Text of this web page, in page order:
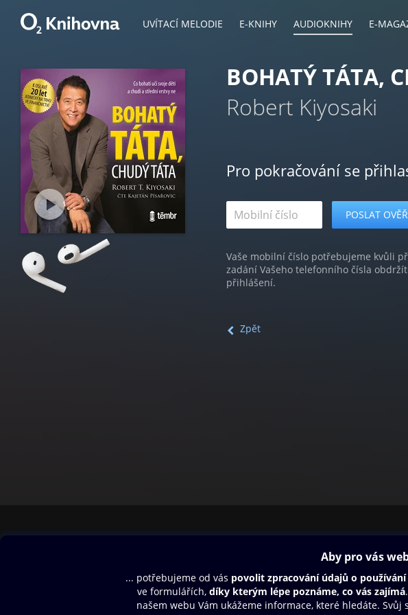
UVÍTACÍ MELODIE E-KNIHY AUDIOKNIHY E-
BOHATÝ TÁTA,
Robert Kiyosaki
Pro pokračování se
Vaše mobilní číslo potřebujeme kvůli
zadání Vašeho telefonního čísla
přihlášení.
Zpět
Aplikace a hry
SMS/MMS Info
Blog
Dárkový poukaz
Nápověda
Oneplay
Sport